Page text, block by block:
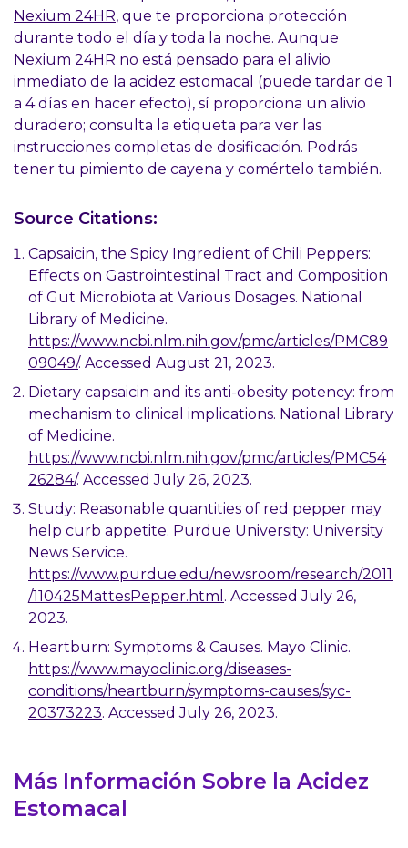
Nexium 24HR, que te proporciona protección
durante todo el día y toda la noche. Aunque
Nexium 24HR no está pensado para el alivio
inmediato de la acidez estomacal (puede tardar de 1
a 4 días en hacer efecto), sí proporciona un alivio
duradero; consulta la etiqueta para ver las
instrucciones completas de dosificación. Podrás
tener tu pimiento de cayena y comértelo también.
Source Citations:
Capsaicin, the Spicy Ingredient of Chili Peppers:
Effects on Gastrointestinal Tract and Composition
of Gut Microbiota at Various Dosages. National
Library of Medicine.
https://www.ncbi.nlm.nih.gov/pmc/articles/PMC89
09049/. Accessed August 21, 2023.
Dietary capsaicin and its anti-obesity potency: from
mechanism to clinical implications. National Library
of Medicine.
https://www.ncbi.nlm.nih.gov/pmc/articles/PMC54
26284/. Accessed July 26, 2023.
Study: Reasonable quantities of red pepper may
help curb appetite. Purdue University: University
News Service.
https://www.purdue.edu/newsroom/research/2011
/110425MattesPepper.html . Accessed July 26,
2023.
Heartburn: Symptoms & Causes. Mayo Clinic.
https://www.mayoclinic.org/diseases-
conditions/heartburn/symptoms-causes/syc-
20373223. Accessed July 26, 2023.
Más Información Sobre la Acidez
Estomacal